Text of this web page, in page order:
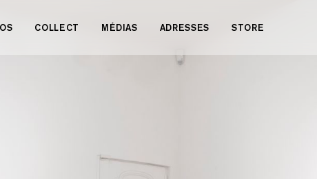
COLLECT MÉDIAS ADRESSES STORE